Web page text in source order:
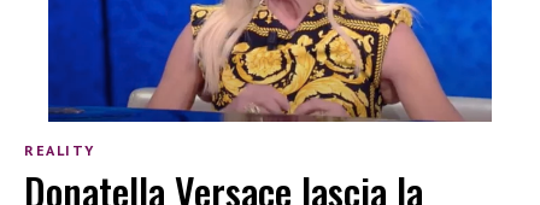
REALITY
Donatella Versace lascia la